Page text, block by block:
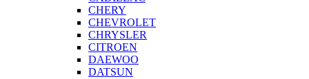
CHERY
CHEVROLET
CHRYSLER
CITROEN
DAEWOO
DATSUN